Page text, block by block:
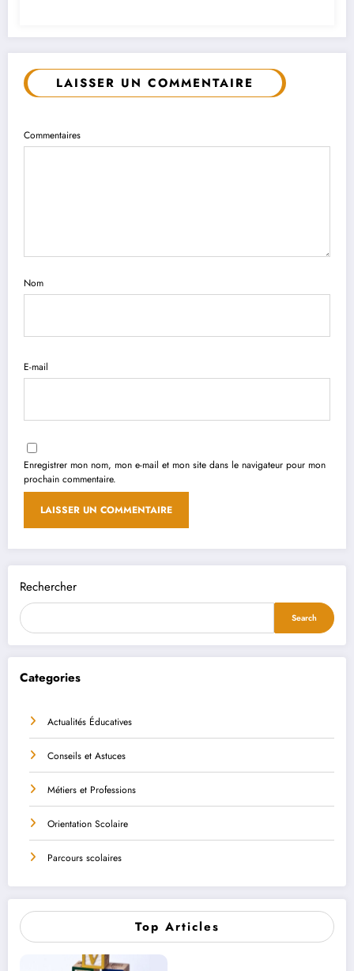
Rechercher
Search
Categories
Actualités Éducatives
Conseils et Astuces
Métiers et Professions
Orientation Scolaire
Parcours scolaires
LAISSER UN COMMENTAIRE
Commentaires
Nom
E-mail
Enregistrer mon nom, mon e-mail et mon site dans le navigateur pour mon
prochain commentaire.
Top Articles